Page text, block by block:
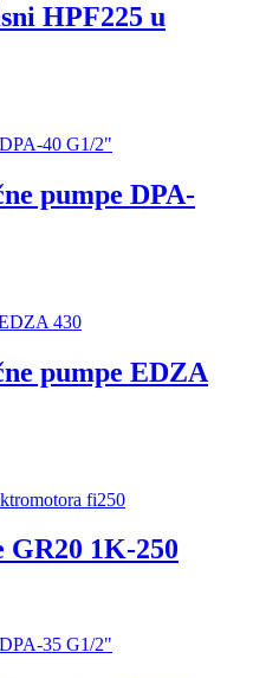
HPF225 u
pumpe DPA-
pumpe EDZA
GR20 1K-250